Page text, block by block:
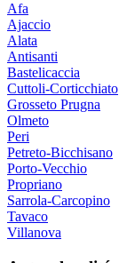
Afa
Ajaccio
Alata
Antisanti
Bastelicaccia
Cuttoli-Corticchiato
Grosseto Prugna
Olmeto
Peri
Petreto-Bicchisano
Porto-Vecchio
Propriano
Sarrola-Carcopino
Tavaco
Villanova